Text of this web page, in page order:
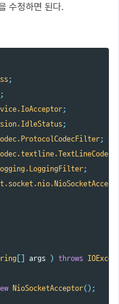
수정하면 된다.
;
;
;
;
;
;
[] args ) throws
NioSocketAcceptor();